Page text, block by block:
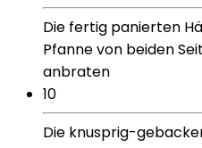
Die fertig panierten
Pfanne von beiden
anbraten
10
Die knusprig-